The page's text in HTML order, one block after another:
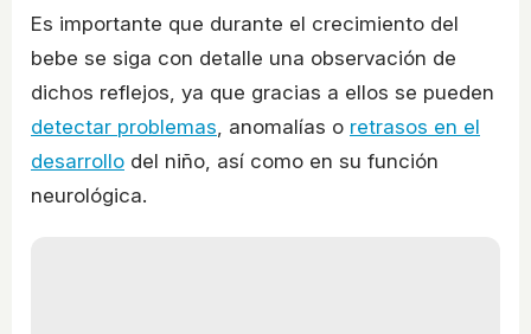
Es importante que durante el crecimiento del
bebe se siga con detalle una observación de
dichos reflejos, ya que gracias a ellos se pueden
detectar problemas, anomalías o retrasos en el
desarrollo del niño, así como en su función
neurológica.